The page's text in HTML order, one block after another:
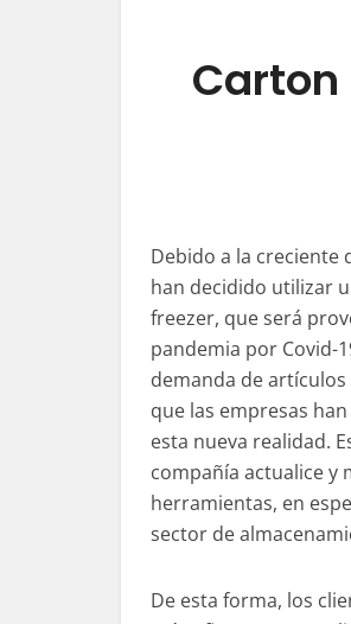
Debido a la creciente
han decidido utilizar
freezer, que será
pandemia por Covid-
demanda de
que las empresas
esta nueva realidad.
compañía actualice y
herramientas, en
sector de
De esta forma, los